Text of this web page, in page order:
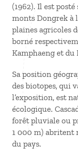
(1962). Il est
monts Dongrek à
plaines agricoles
borné
Kamphaeng et du
Sa position
des biotopes, qui
l’exposition, est
écologique.
forêt pluviale ou
1 000 m) abritent
du pays.